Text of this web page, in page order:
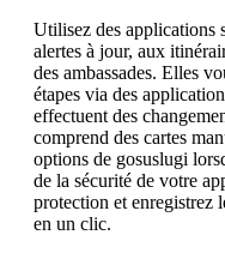
Utilisez des applications
alertes à jour, aux
des ambassades. Elles
étapes via des
effectuent des
comprend des cartes
options de gosuslugi
de la sécurité de votre
protection et enregistrez
en un clic.